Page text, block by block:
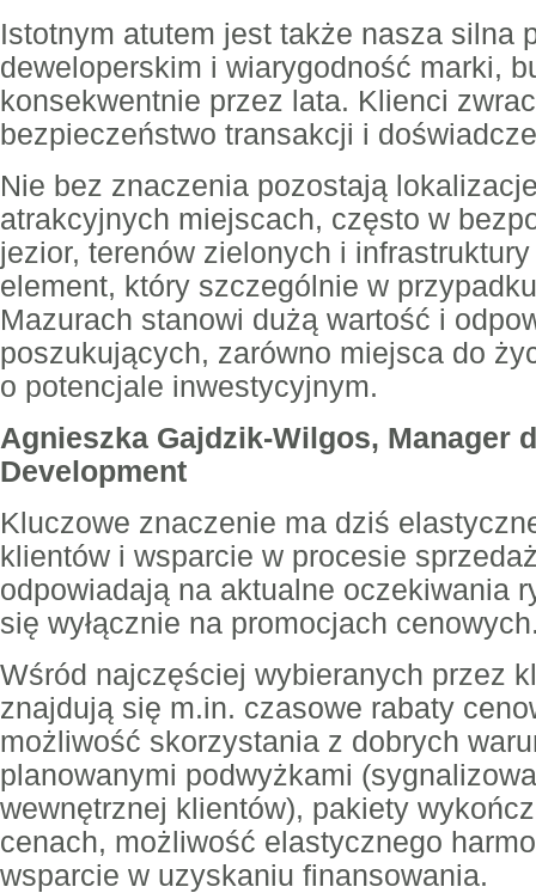
Istotnym atutem jest także nasza silna
deweloperskim i wiarygodność marki,
konsekwentnie przez lata. Klienci
bezpieczeństwo transakcji i
Nie bez znaczenia pozostają
atrakcyjnych miejscach, często w
jezior, terenów zielonych i
element, który szczególnie w
Mazurach stanowi dużą wartość i
poszukujących, zarówno miejsca do
o potencjale inwestycyjnym.
Agnieszka Gajdzik-Wilgos, Manager
Development
Kluczowe znaczenie ma dziś
klientów i wsparcie w procesie
odpowiadają na aktualne oczekiwania
się wyłącznie na promocjach
Wśród najczęściej wybieranych przez
znajdują się m.in. czasowe rabaty
możliwość skorzystania z dobrych
planowanymi podwyżkami
wewnętrznej klientów), pakiety
cenach, możliwość elastycznego
wsparcie w uzyskaniu finansowania.